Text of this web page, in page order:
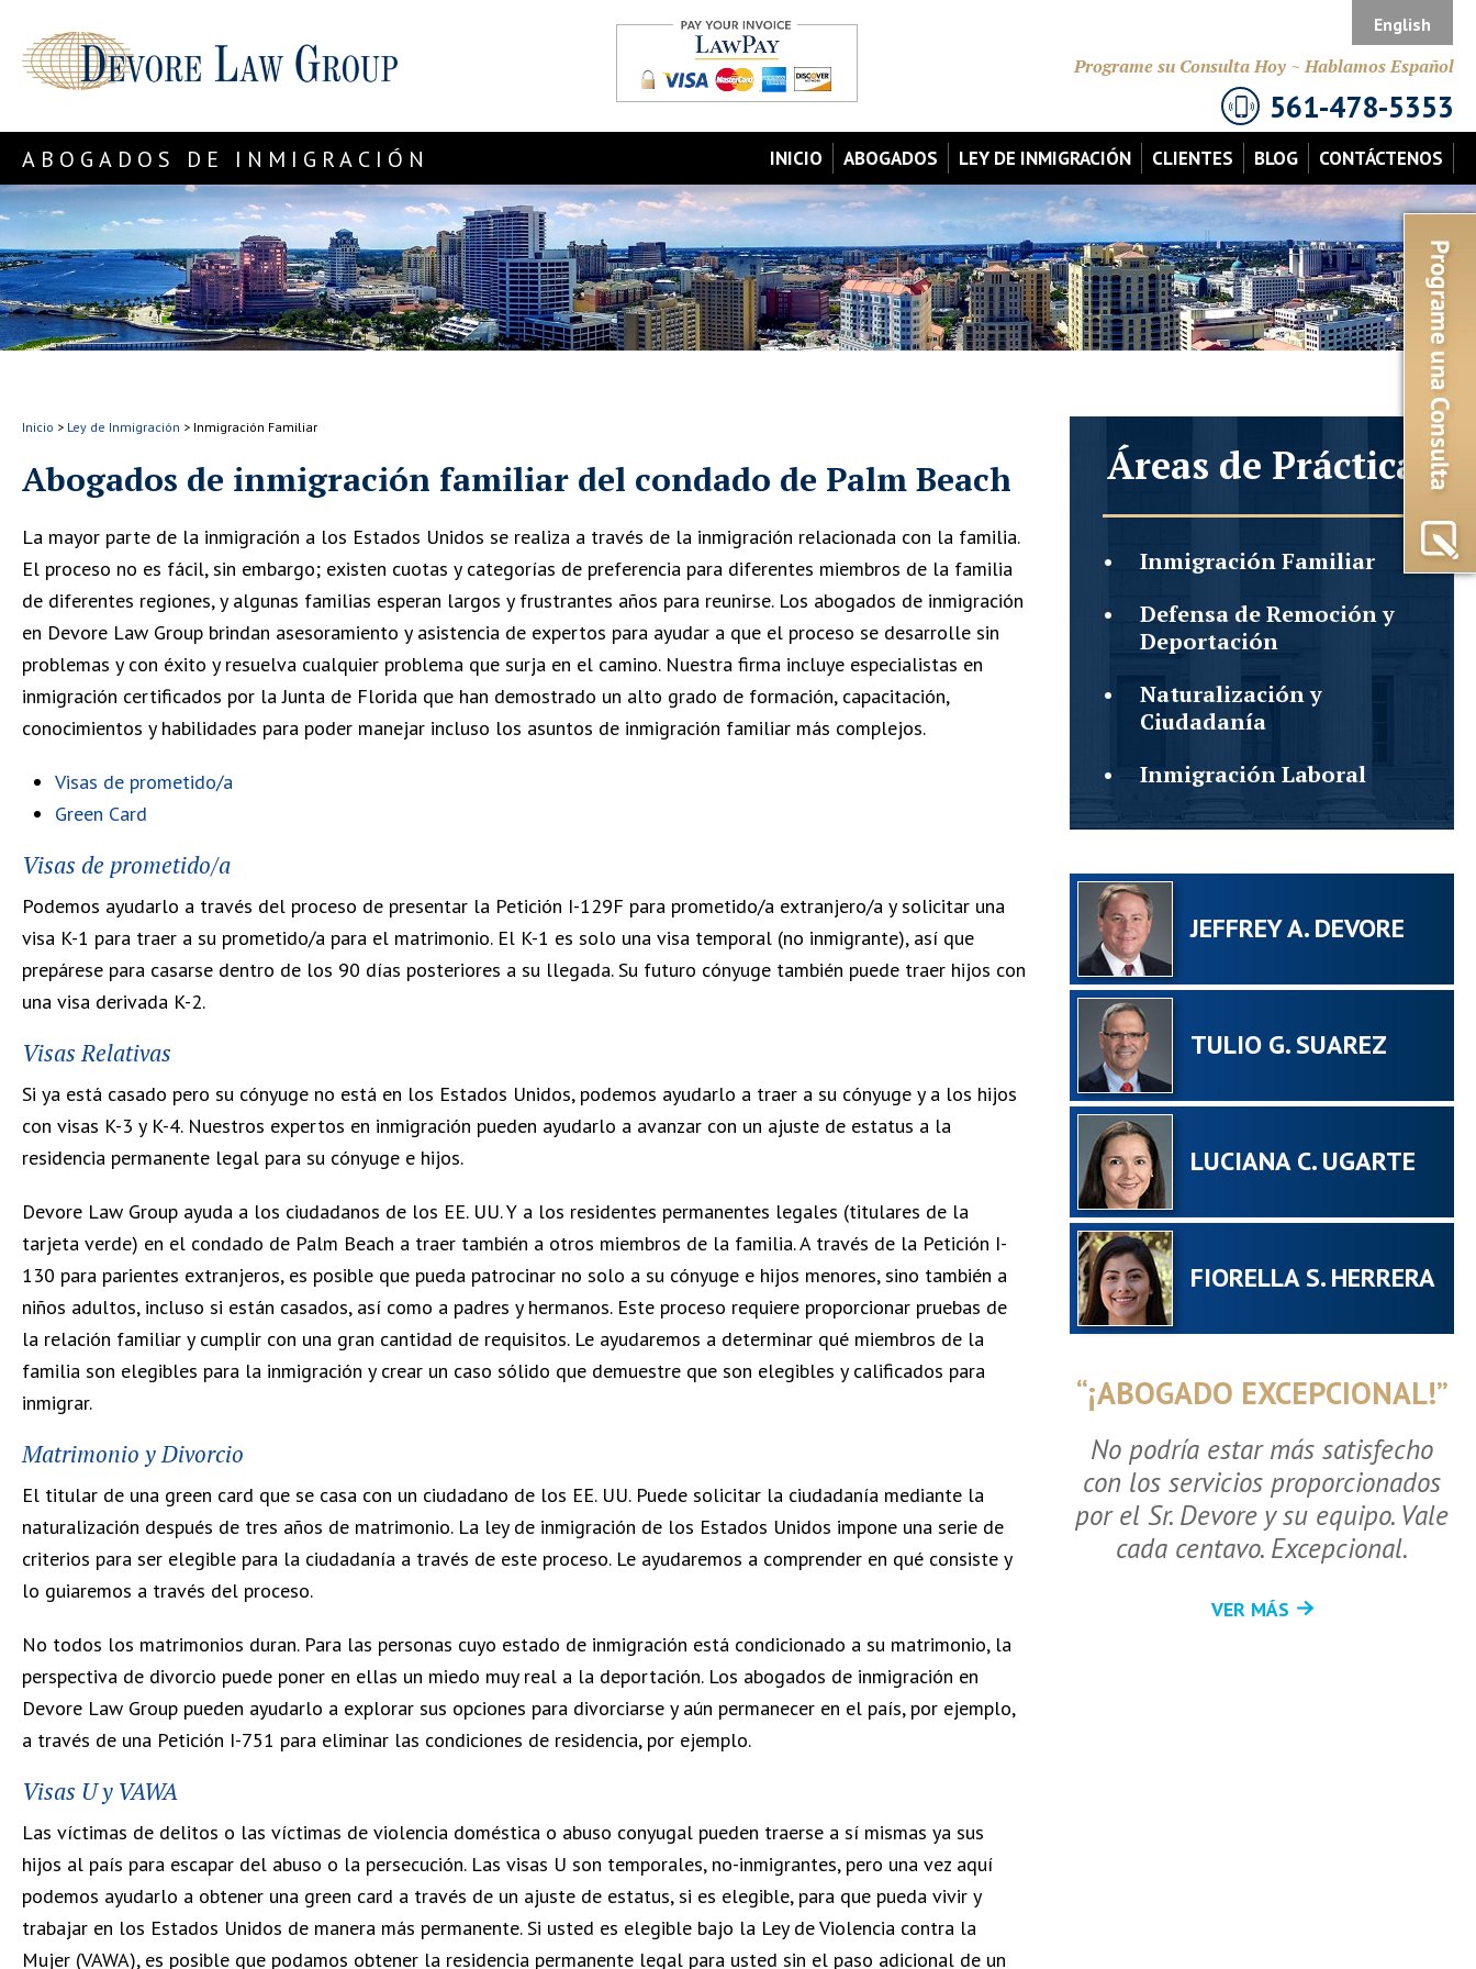
English
Programe su Consulta Hoy ~ Hablamos Español
561-478-5353
ABOGADOS DE INMIGRACIÓN INICIO ABOGADOS LEY DE INMIGRACIÓN CLIENTES BLOG CONTÁCTENOS
Inicio > Ley de Inmigración > Inmigración Familiar
Abogados de inmigración familiar del condado de Palm Beach
La mayor parte de la inmigración a los Estados Unidos se realiza a través de la inmigración relacionada con la familia.
El proceso no es fácil, sin embargo; existen cuotas y categorías de preferencia para diferentes miembros de la familia
de diferentes regiones, y algunas familias esperan largos y frustrantes años para reunirse. Los abogados de inmigración
en Devore Law Group brindan asesoramiento y asistencia de expertos para ayudar a que el proceso se desarrolle sin
problemas y con éxito y resuelva cualquier problema que surja en el camino. Nuestra firma incluye especialistas en
inmigración certificados por la Junta de Florida que han demostrado un alto grado de formación, capacitación,
conocimientos y habilidades para poder manejar incluso los asuntos de inmigración familiar más complejos.
Visas de prometido/a
Green Card
Visas de prometido/a
Podemos ayudarlo a través del proceso de presentar la Petición I-129F para prometido/a extranjero/a y solicitar una
visa K-1 para traer a su prometido/a para el matrimonio. El K-1 es solo una visa temporal (no inmigrante), así que
prepárese para casarse dentro de los 90 días posteriores a su llegada. Su futuro cónyuge también puede traer hijos con
una visa derivada K-2.
Visas Relativas
Si ya está casado pero su cónyuge no está en los Estados Unidos, podemos ayudarlo a traer a su cónyuge y a los hijos
con visas K-3 y K-4. Nuestros expertos en inmigración pueden ayudarlo a avanzar con un ajuste de estatus a la
residencia permanente legal para su cónyuge e hijos.
Devore Law Group ayuda a los ciudadanos de los EE. UU. Y a los residentes permanentes legales (titulares de la
tarjeta verde) en el condado de Palm Beach a traer también a otros miembros de la familia. A través de la Petición I-
130 para parientes extranjeros, es posible que pueda patrocinar no solo a su cónyuge e hijos menores, sino también a
niños adultos, incluso si están casados, así como a padres y hermanos. Este proceso requiere proporcionar pruebas de
la relación familiar y cumplir con una gran cantidad de requisitos. Le ayudaremos a determinar qué miembros de la
familia son elegibles para la inmigración y crear un caso sólido que demuestre que son elegibles y calificados para
inmigrar.
Matrimonio y Divorcio
El titular de una green card que se casa con un ciudadano de los EE. UU. Puede solicitar la ciudadanía mediante la
naturalización después de tres años de matrimonio. La ley de inmigración de los Estados Unidos impone una serie de
criterios para ser elegible para la ciudadanía a través de este proceso. Le ayudaremos a comprender en qué consiste y
lo guiaremos a través del proceso.
No todos los matrimonios duran. Para las personas cuyo estado de inmigración está condicionado a su matrimonio, la
perspectiva de divorcio puede poner en ellas un miedo muy real a la deportación. Los abogados de inmigración en
Devore Law Group pueden ayudarlo a explorar sus opciones para divorciarse y aún permanecer en el país, por ejemplo,
a través de una Petición I-751 para eliminar las condiciones de residencia, por ejemplo.
Visas U y VAWA
Las víctimas de delitos o las víctimas de violencia doméstica o abuso conyugal pueden traerse a sí mismas ya sus
hijos al país para escapar del abuso o la persecución. Las visas U son temporales, no-inmigrantes, pero una vez aquí
podemos ayudarlo a obtener una green card a través de un ajuste de estatus, si es elegible, para que pueda vivir y
trabajar en los Estados Unidos de manera más permanente. Si usted es elegible bajo la Ley de Violencia contra la
Mujer (VAWA), es posible que podamos obtener la residencia permanente legal para usted sin el paso adicional de un
Áreas de Práctica
InmigraciónFamiliar
Defensa de Remoción y
Deportación
Naturalización y
Ciudadanía
InmigraciónLaboral
JEFFREY A. DEVORE
TULIO G. SUAREZ
LUCIANA C. UGARTE
FIORELLA S. HERRERA
“¡ABOGADO EXCEPCIONAL!”
No podría estar más satisfecho
con los servicios proporcionados
por el Sr. Devore y su equipo. Vale
cada centavo. Excepcional.
VER MÁS